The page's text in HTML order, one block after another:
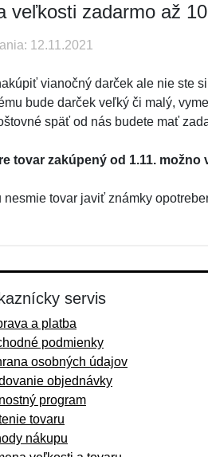
veľkosti zadarmo až
12.11.2021
vianočný darček ale nie ste
bude darček veľký či malý,
späť od nás budete mať
tovar zakúpený od 1.11. možno
nesmie tovar javiť známky
servis
a platba
podmienky
osobných údajov
objednávky
program
tovaru
nákupu